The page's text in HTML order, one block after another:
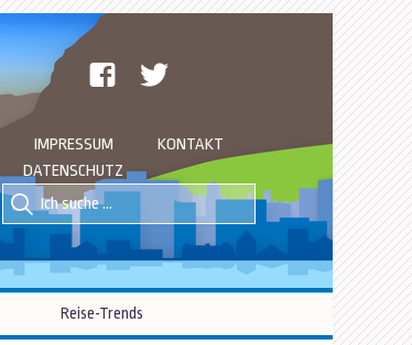
facebook
IMPRESSUM
KONTAKT
DATENSCHUTZ
Suche
nach::
Suche
nach:
Reise-Trends